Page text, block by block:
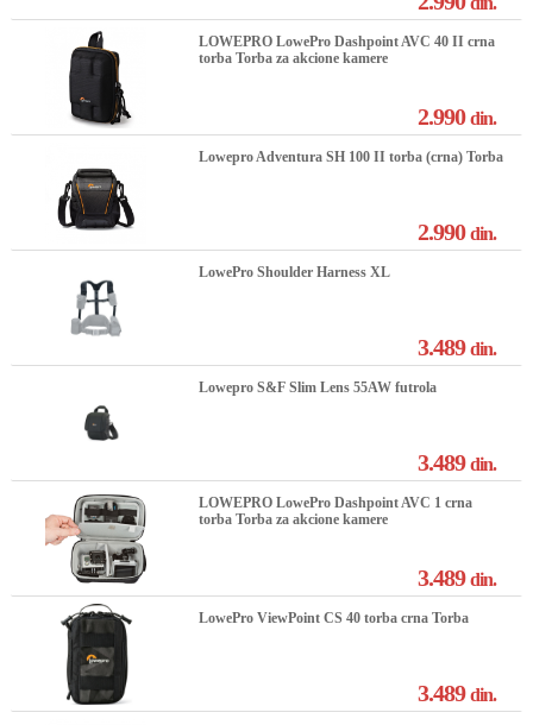
LOWEPRO LowePro Dashpoint AVC 40 II crna
torba Torba za akcione kamere
2.990din.
Lowepro Adventura SH 100 II torba (crna) Torba
2.990din.
LowePro Shoulder Harness XL
3.489din.
Lowepro S&F Slim Lens 55AW futrola
3.489din.
LOWEPRO LowePro Dashpoint AVC 1 crna
torba Torba za akcione kamere
3.489din.
LowePro ViewPoint CS 40 torba crna Torba
3.489din.